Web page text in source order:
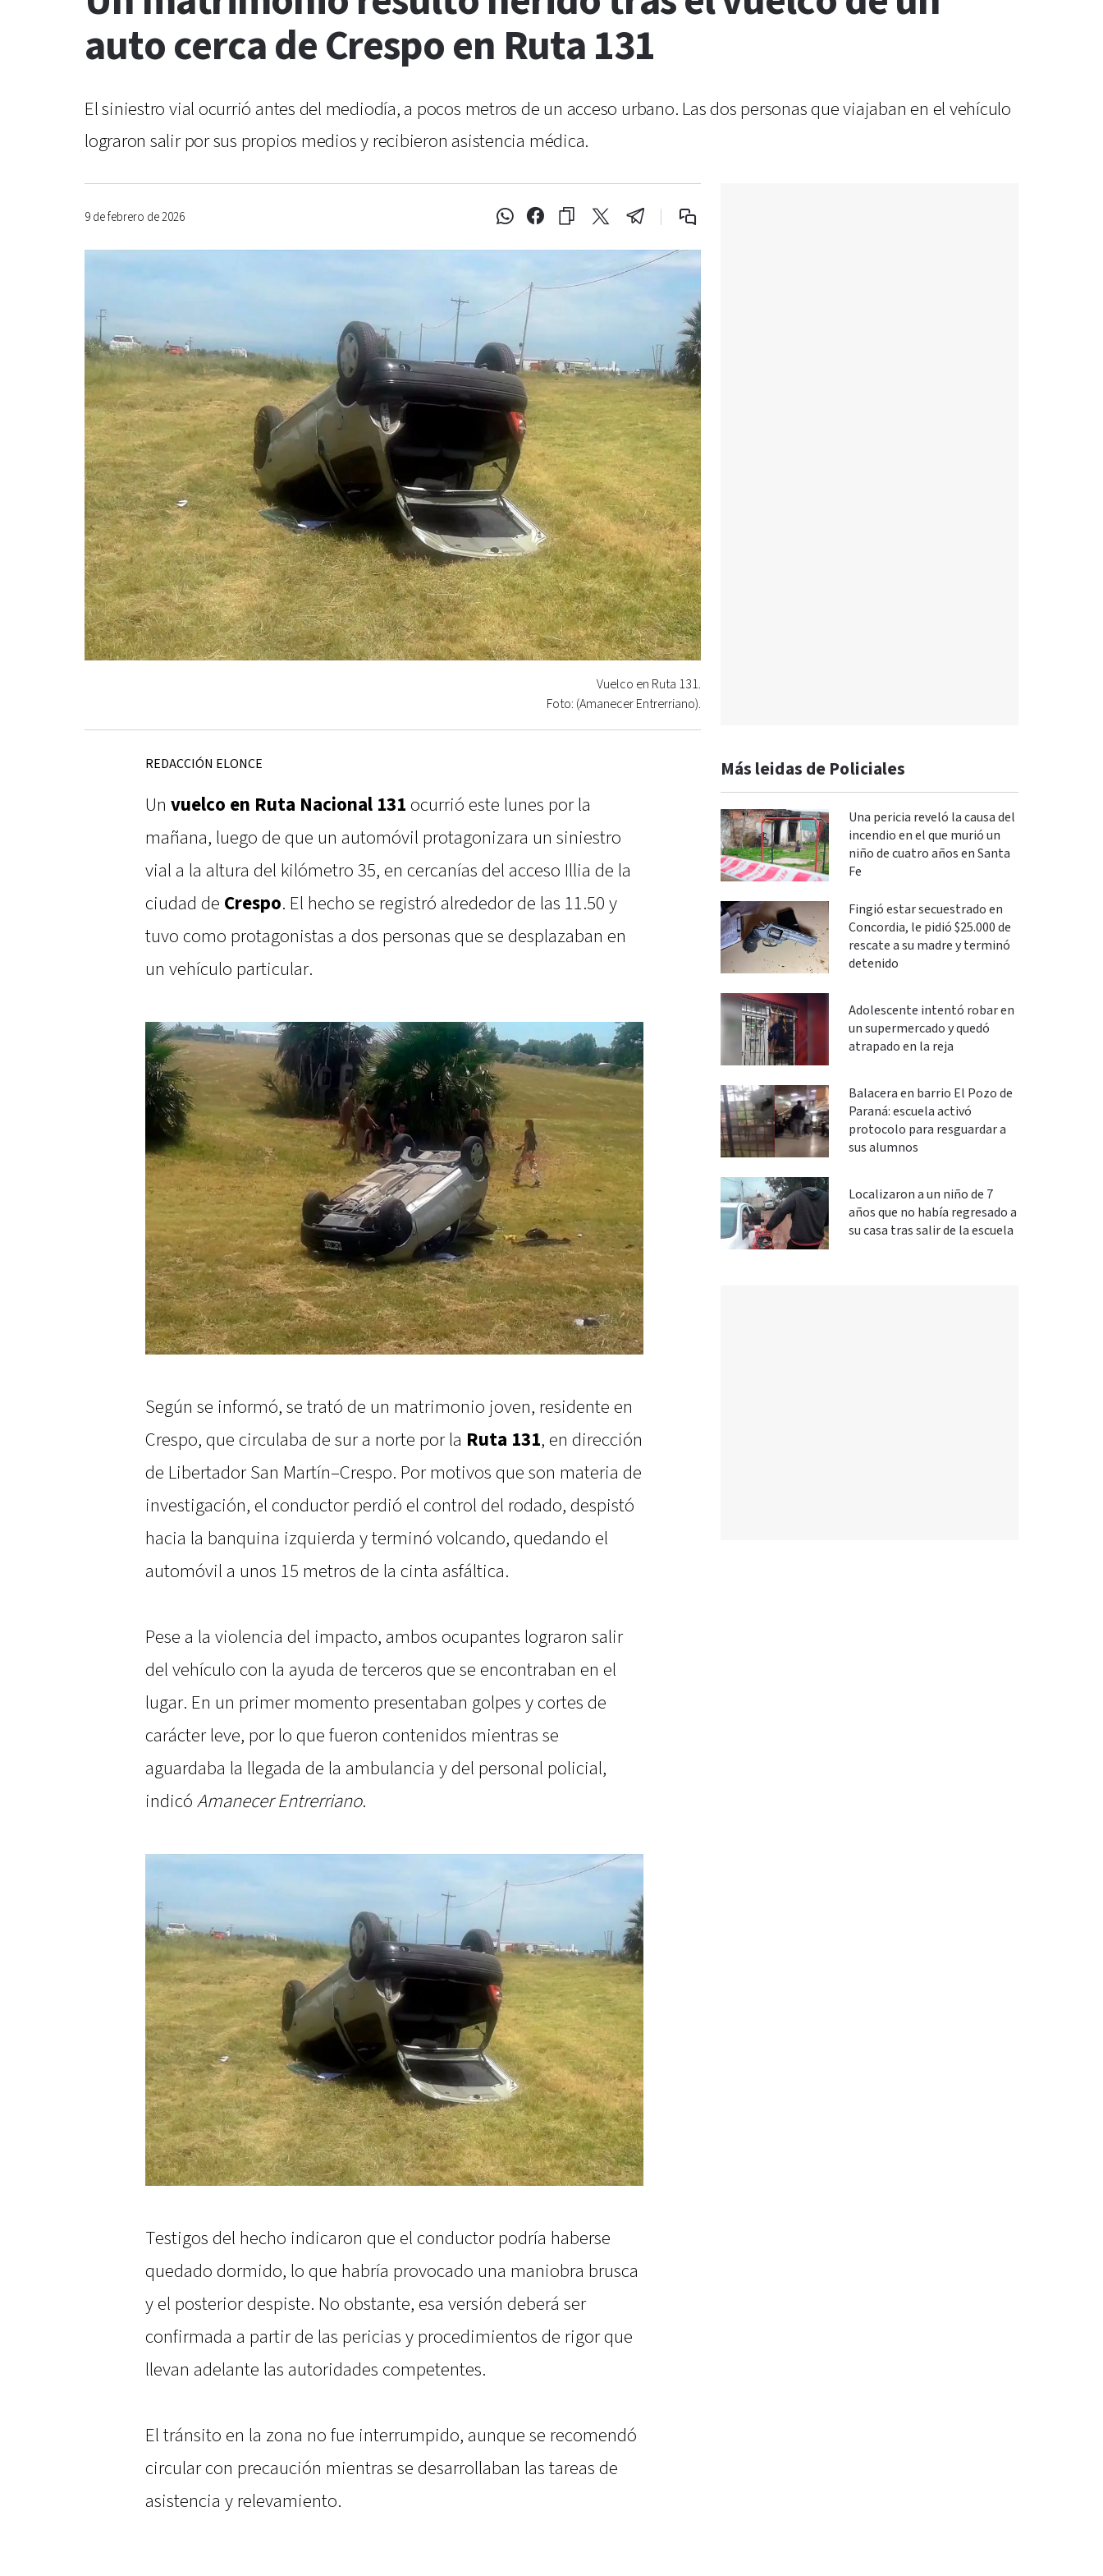
auto cerca de Crespo en Ruta 131
El siniestro vial ocurrió antes del mediodía, a pocos metros de un acceso urbano. Las dos personas que viajaban en el vehículo
lograron salir por sus propios medios y recibieron asistencia médica.
9 de febrero de 2026
Vuelco en Ruta 131.
Foto: (Amanecer Entrerriano).
REDACCIÓN ELONCE
Un vuelco en Ruta Nacional 131 ocurrió este lunes por la
mañana, luego de que un automóvil protagonizara un siniestro
vial a la altura del kilómetro 35, en cercanías del acceso Illia de la
ciudad de Crespo. El hecho se registró alrededor de las 11.50 y
tuvo como protagonistas a dos personas que se desplazaban en
un vehículo particular.
Según se informó, se trató de un matrimonio joven, residente en
Crespo, que circulaba de sur a norte por la Ruta 131, en dirección
de Libertador San Martín–Crespo. Por motivos que son materia de
investigación, el conductor perdió el control del rodado, despistó
hacia la banquina izquierda y terminó volcando, quedando el
automóvil a unos 15 metros de la cinta asfáltica.
Pese a la violencia del impacto, ambos ocupantes lograron salir
del vehículo con la ayuda de terceros que se encontraban en el
lugar. En un primer momento presentaban golpes y cortes de
carácter leve, por lo que fueron contenidos mientras se
aguardaba la llegada de la ambulancia y del personal policial,
indicó Amanecer Entrerriano.
Testigos del hecho indicaron que el conductor podría haberse
quedado dormido, lo que habría provocado una maniobra brusca
y el posterior despiste. No obstante, esa versión deberá ser
confirmada a partir de las pericias y procedimientos de rigor que
llevan adelante las autoridades competentes.
El tránsito en la zona no fue interrumpido, aunque se recomendó
circular con precaución mientras se desarrollaban las tareas de
asistencia y relevamiento.
Más leidas de Policiales
Una pericia reveló la causa del
incendio en el que murió un
niño de cuatro años en Santa
Fe
Fingió estar secuestrado en
Concordia, le pidió $25.000 de
rescate a su madre y terminó
detenido
Adolescente intentó robar en
un supermercado y quedó
atrapado en la reja
Balacera en barrio El Pozo de
Paraná: escuela activó
protocolo para resguardar a
sus alumnos
Localizaron a un niño de 7
años que no había regresado a
su casa tras salir de la escuela